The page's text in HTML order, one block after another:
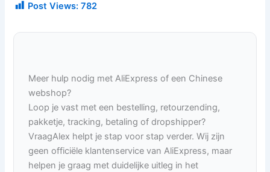
Post Views: 782
Meer hulp nodig met AliExpress of een Chinese
webshop?
Loop je vast met een bestelling, retourzending,
pakketje, tracking, betaling of dropshipper?
VraagAlex helpt je stap voor stap verder. Wij zijn
geen officiële klantenservice van AliExpress, maar
helpen je graag met duidelijke uitleg in het